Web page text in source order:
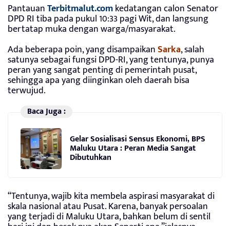
PantauanTerbitmalut.comkedatangan calon Senator
DPD RI tiba pada pukul 10:33 pagi Wit, dan langsung
bertatap muka dengan warga/masyarakat.
Ada beberapa poin, yang disampaikanSarka, salah
satunya sebagai fungsi DPD-RI, yang tentunya, punya
peran yang sangat penting di pemerintah pusat,
sehingga apa yang diinginkan oleh daerah bisa
terwujud.
Baca Juga :
Gelar Sosialisasi Sensus Ekonomi, BPS
Maluku Utara : Peran Media Sangat
Dibutuhkan
“Tentunya, wajib kita membela aspirasi masyarakat di
skala nasional atau Pusat. Karena, banyak persoalan
yang terjadi di Maluku Utara, bahkan belum di sentil